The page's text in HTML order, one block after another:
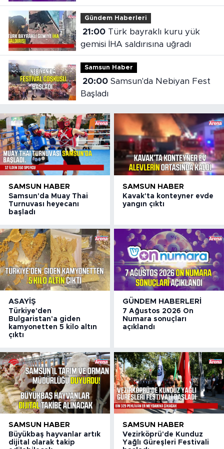
Gündem Haberleri
21:00Türk bayraklı kuru yük
gemisi İHA saldırısına uğradı
Samsun Haber
20:00Samsun'da Nebiyan Fest
Başladı
SAMSUN HABER
Samsun'da Muay Thai
Turnuvası heyecanı
başladı
SAMSUN HABER
Kavak'ta konteyner evde
yangın çıktı
ASAYIŞ
Türkiye'den
Bulgaristan'a giden
kamyonetten 5 kilo altın
çıktı
GÜNDEM HABERLERI
7 Ağustos 2026 On
Numara sonuçları
açıklandı
SAMSUN HABER
Büyükbaş hayvanlar artık
dijital olarak takip
SAMSUN HABER
Vezirköprü'de Kunduz
Yağlı Güreşleri Festivali